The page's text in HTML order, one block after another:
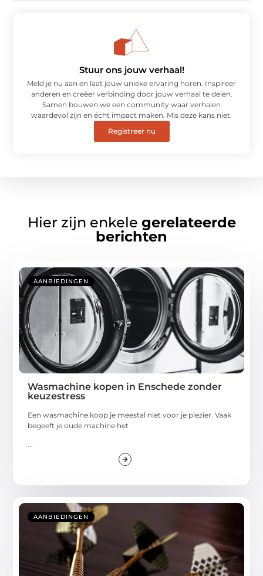
Stuur ons jouw verhaal!
Meld je nu aan en laat jouw unieke ervaring horen. Inspireer
anderen en creëer verbinding door jouw verhaal te delen.
Samen bouwen we een community waar verhalen
waardevol zijn en écht impact maken. Mis deze kans niet.
Registreer nu
Hier zijn enkele gerelateerde
berichten
AANBIEDINGEN
Wasmachine kopen in Enschede zonder
keuzestress
Een wasmachine koop je meestal niet voor je plezier. Vaak
begeeft je oude machine het
...
AANBIEDINGEN